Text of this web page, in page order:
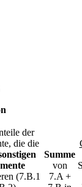
der
die die
(7.B.1
Summe
von
7.A +